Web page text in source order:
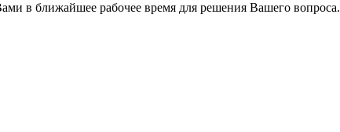
в ближайшее рабочее время для решения Вашего вопроса.